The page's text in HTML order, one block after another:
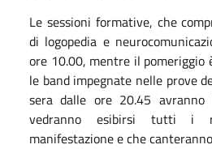
Le sessioni formative, che
di logopedia e
ore 10.00, mentre il pomeriggio
le band impegnate nelle prove
sera dalle ore 20.45
vedranno esibirsi tutti i
manifestazione e che